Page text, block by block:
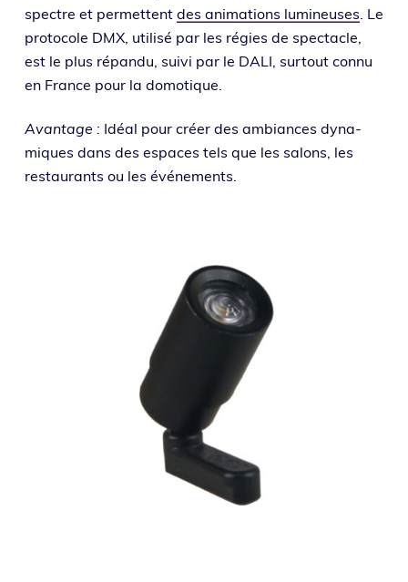
spectre et per­mettent des ani­ma­tions lumi­neuses . Le
pro­to­cole DMX, uti­li­sé par les régies de spec­tacle,
est le plus répan­du, sui­vi par le DALI, sur­tout connu
en France pour la domotique.
Avantage : Idéal pour créer des ambiances dyna­
miques dans des espaces tels que les salons, les
res­tau­rants ou les événements.